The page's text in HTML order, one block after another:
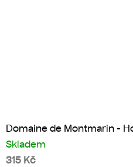
Domaine de Montmarin -
Skladem
315 Kč